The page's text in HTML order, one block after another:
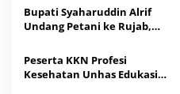
Bupati Syaharuddin Alrif
Undang Petani ke Rujab,
di Lahan Pertanian
Peserta KKN Profesi
Kesehatan Unhas Edukasi